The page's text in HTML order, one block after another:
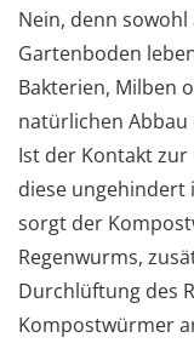
Nein, denn
Gartenboden
Bakterien, Milben
natürlichen Abbau
Ist der Kontakt
diese ungehindert
sorgt der
Regenwurms,
Durchlüftung des
Kompostwürmer